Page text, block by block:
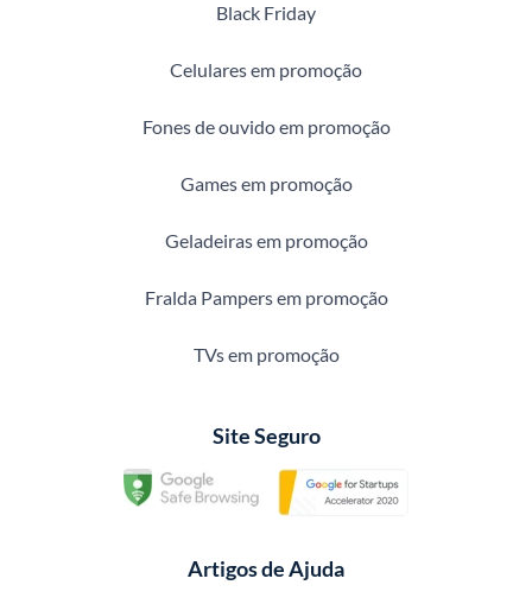
Black Friday
Celulares em promoção
Fones de ouvido em promoção
Games em promoção
Geladeiras em promoção
Fralda Pampers em promoção
TVs em promoção
Site Seguro
Artigos de Ajuda